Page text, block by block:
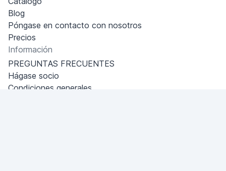
Blog
Póngase en contacto con nosotros
Precios
Información
PREGUNTAS FRECUENTES
Hágase socio
Condiciones generales